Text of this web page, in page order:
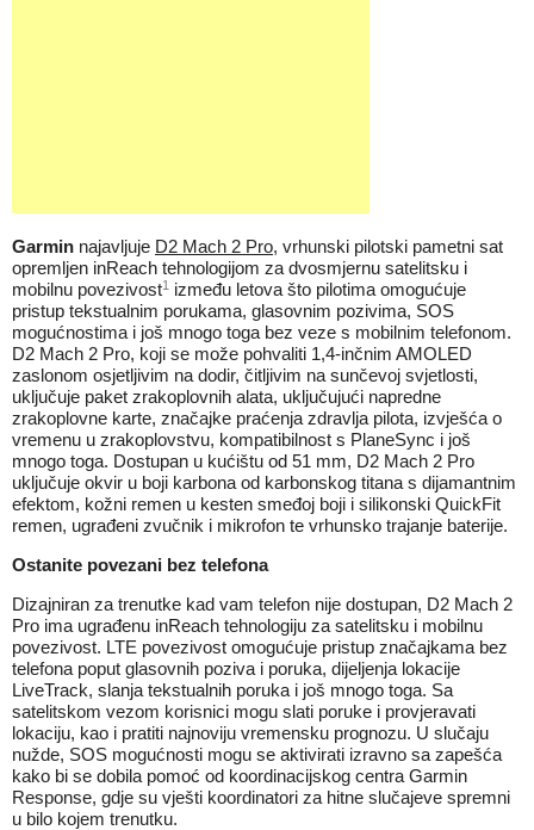
Garmin najavljuje D2 Mach 2 Pro, vrhunski pilotski pametni sat
opremljen inReach tehnologijom za dvosmjernu satelitsku i
mobilnu povezivost1 između letova što pilotima omogućuje
pristup tekstualnim porukama, glasovnim pozivima, SOS
mogućnostima i još mnogo toga bez veze s mobilnim telefonom.
D2 Mach 2 Pro, koji se može pohvaliti 1,4-inčnim AMOLED
zaslonom osjetljivim na dodir, čitljivim na sunčevoj svjetlosti,
uključuje paket zrakoplovnih alata, uključujući napredne
zrakoplovne karte, značajke praćenja zdravlja pilota, izvješća o
vremenu u zrakoplovstvu, kompatibilnost s PlaneSync i još
mnogo toga. Dostupan u kućištu od 51 mm, D2 Mach 2 Pro
uključuje okvir u boji karbona od karbonskog titana s dijamantnim
efektom, kožni remen u kesten smeđoj boji i silikonski QuickFit
remen, ugrađeni zvučnik i mikrofon te vrhunsko trajanje baterije.
Ostanite povezani bez telefona
Dizajniran za trenutke kad vam telefon nije dostupan, D2 Mach 2
Pro ima ugrađenu inReach tehnologiju za satelitsku i mobilnu
povezivost. LTE povezivost omogućuje pristup značajkama bez
telefona poput glasovnih poziva i poruka, dijeljenja lokacije
LiveTrack, slanja tekstualnih poruka i još mnogo toga. Sa
satelitskom vezom korisnici mogu slati poruke i provjeravati
lokaciju, kao i pratiti najnoviju vremensku prognozu. U slučaju
nužde, SOS mogućnosti mogu se aktivirati izravno sa zapešća
kako bi se dobila pomoć od koordinacijskog centra Garmin
Response, gdje su vješti koordinatori za hitne slučajeve spremni
u bilo kojem trenutku.